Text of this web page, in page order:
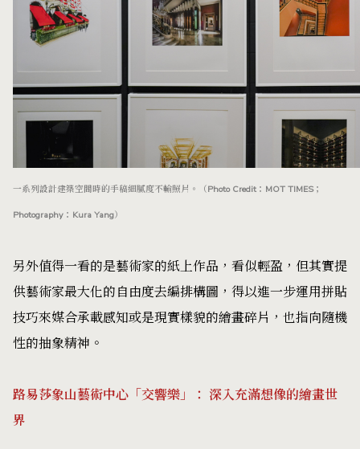
一系列設計建築空間時的手稿細膩度不輸照片。（Photo Credit：MOT TIMES；
Photography：Kura Yang）
另外值得一看的是藝術家的紙上作品，看似輕盈，但其實提
供藝術家最大化的自由度去編排構圖，得以進一步運用拼貼
技巧來媒合承載感知或是現實樣貌的繪畫碎片，也指向隨機
性的抽象精神。
路易莎象山藝術中心「交響樂」： 深入充滿想像的繪畫世
界